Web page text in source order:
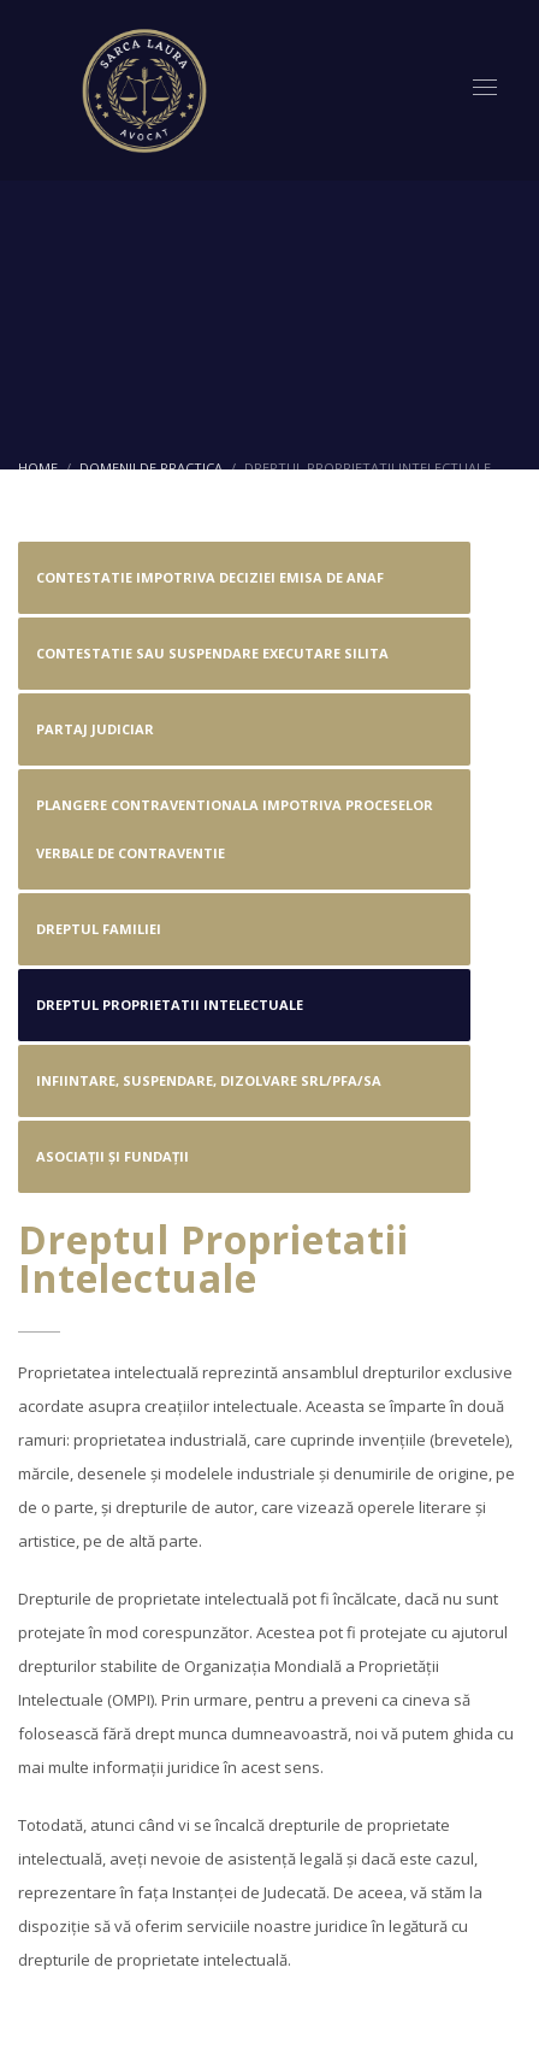
HOME DOMENII DE PRACTICA DREPTUL PROPRIETATII INTELECTUALE
CONTESTATIE IMPOTRIVA DECIZIEI EMISA DE ANAF
CONTESTATIE SAU SUSPENDARE EXECUTARE SILITA
PARTAJ JUDICIAR
PLANGERE CONTRAVENTIONALA IMPOTRIVA PROCESELOR
VERBALE DE CONTRAVENTIE
DREPTUL FAMILIEI
DREPTUL PROPRIETATII INTELECTUALE
INFIINTARE, SUSPENDARE, DIZOLVARE SRL/PFA/SA
ASOCIAȚII ȘI FUNDAȚII
Dreptul Proprietatii
Intelectuale
Proprietatea intelectuală reprezintă ansamblul drepturilor exclusive
acordate asupra creațiilor intelectuale. Aceasta se împarte în două
ramuri: proprietatea industrială, care cuprinde invențiile (brevetele),
mărcile, desenele și modelele industriale și denumirile de origine, pe
de o parte, și drepturile de autor, care vizează operele literare și
artistice, pe de altă parte.
Drepturile de proprietate intelectuală pot fi încălcate, dacă nu sunt
protejate în mod corespunzător. Acestea pot fi protejate cu ajutorul
drepturilor stabilite de Organizația Mondială a Proprietății
Intelectuale (OMPI). Prin urmare, pentru a preveni ca cineva să
folosească fără drept munca dumneavoastră, noi vă putem ghida cu
mai multe informații juridice în acest sens.
Totodată, atunci când vi se încalcă drepturile de proprietate
intelectuală, aveți nevoie de asistență legală și dacă este cazul,
reprezentare în fața Instanței de Judecată. De aceea, vă stăm la
dispoziție să vă oferim serviciile noastre juridice în legătură cu
drepturile de proprietate intelectuală.